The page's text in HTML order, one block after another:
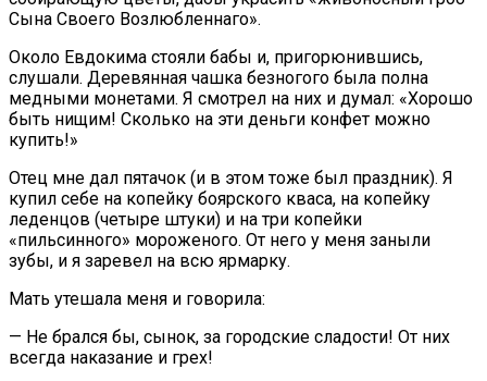
Сына Своего Возлюбленнаго».
Около Евдокима стояли бабы и, пригорюнившись,
слушали. Деревянная чашка безногого была полна
медными монетами. Я смотрел на них и думал: «Хорошо
быть нищим! Сколько на эти деньги конфет можно
купить!»
Отец мне дал пятачок (и в этом тоже был праздник). Я
купил себе на копейку боярского кваса, на копейку
леденцов (четыре штуки) и на три копейки
«пильсинного» мороженого. От него у меня заныли
зубы, и я заревел на всю ярмарку.
Мать утешала меня и говорила:
— Не брался бы, сынок, за городские сладости! От них
всегда наказание и грех!